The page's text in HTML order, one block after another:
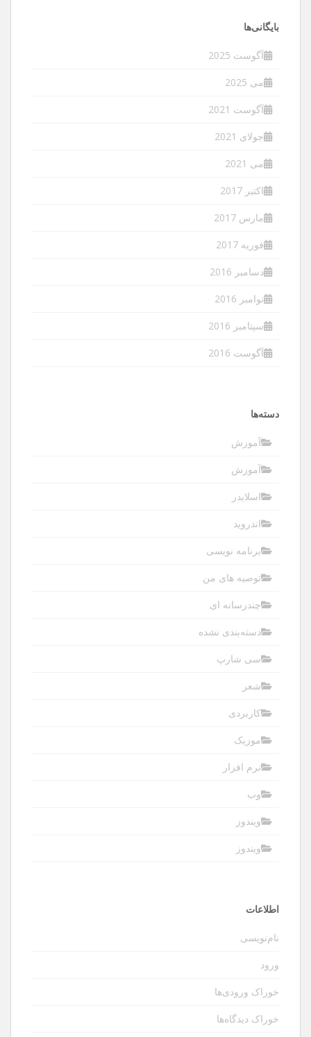
بایگانی‌ها
آگوست 2025
می 2025
آگوست 2021
جولای 2021
می 2021
اکتبر 2017
مارس 2017
فوریه 2017
دسامبر 2016
نوامبر 2016
سپتامبر 2016
آگوست 2016
دسته‌ها
آموزش
آموزش
اسلایدر
اندروید
برنامه نویسی
توصیه های من
چندرسانه ای
دسته‌بندی نشده
سی شارپ
شعر
کاربردی
موزیک
نرم افزار
وب
ویندوز
ویندوز
اطلاعات
نام‌نویسی
ورود
خوراک ورودی‌ها
خوراک دیدگاه‌ها